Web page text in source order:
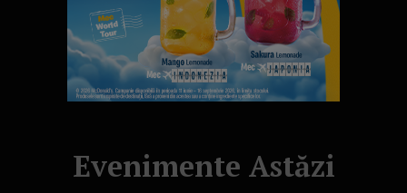
Evenimente Astăzi